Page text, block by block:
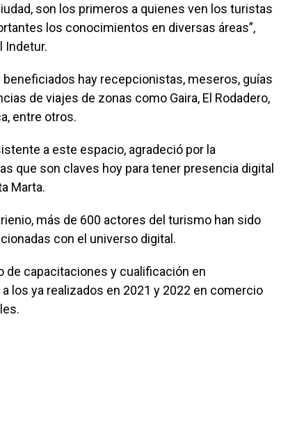
son los primeros a quienes ven los turistas
los conocimientos en diversas áreas”,
Indetur.
hay recepcionistas, meseros, guías
de viajes de zonas como Gaira, El Rodadero,
entre otros.
a este espacio, agradeció por la
que son claves hoy para tener presencia digital
Marta.
más de 600 actores del turismo han sido
con el universo digital.
de capacitaciones y cualificación en
los ya realizados en 2021 y 2022 en comercio